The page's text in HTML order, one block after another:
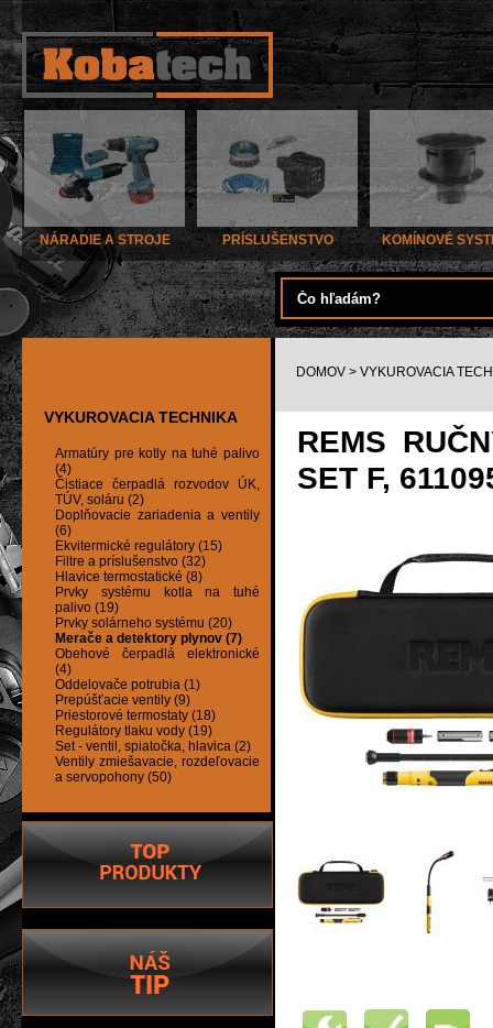
NÁRADIE A STROJE PRÍSLUŠENSTVO KOMÍNOVÉ
VYKUROVACIA TECHNIKA
Armatúry pre kotly na tuhé palivo
(4)
Čistiace čerpadlá rozvodov ÚK,
TÚV, soláru (2)
Doplňovacie zariadenia a ventily
(6)
Ekvitermické regulátory (15)
Filtre a príslušenstvo (32)
Hlavice termostatické (8)
Prvky systému kotla na tuhé
palivo (19)
Prvky solárneho systému (20)
Merače a detektory plynov (7)
Obehové čerpadlá elektronické
(4)
Oddelovače potrubia (1)
Prepúšťacie ventily (9)
Priestorové termostaty (18)
Regulátory tlaku vody (19)
Set - ventil, spiatočka, hlavica (2)
Ventily zmiešavacie, rozdeľovacie
a servopohony (50)
DOMOV > VYKUROVACIA
REMS
SET F,